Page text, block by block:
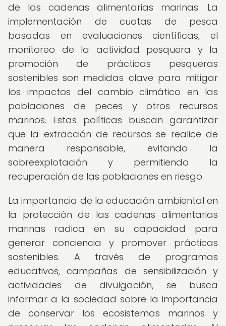
de las cadenas alimentarias marinas. La
implementación de cuotas de pesca
basadas en evaluaciones científicas, el
monitoreo de la actividad pesquera y la
promoción de prácticas pesqueras
sostenibles son medidas clave para mitigar
los impactos del cambio climático en las
poblaciones de peces y otros recursos
marinos. Estas políticas buscan garantizar
que la extracción de recursos se realice de
manera responsable, evitando la
sobreexplotación y permitiendo la
recuperación de las poblaciones en riesgo.
La importancia de la educación ambiental en
la protección de las cadenas alimentarias
marinas radica en su capacidad para
generar conciencia y promover prácticas
sostenibles. A través de programas
educativos, campañas de sensibilización y
actividades de divulgación, se busca
informar a la sociedad sobre la importancia
de conservar los ecosistemas marinos y